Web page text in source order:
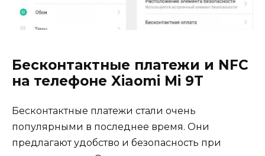
Бесконтактные платежи и NFC
на телефоне Xiaomi Mi 9T
Бесконтактные платежи стали очень
популярными в последнее время. Они
предлагают удобство и безопасность при